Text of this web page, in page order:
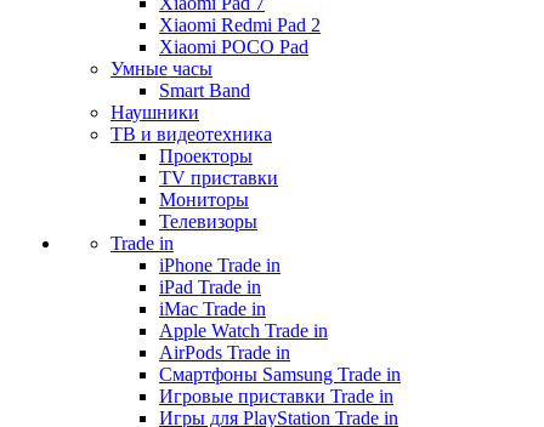
Xiaomi Redmi Pad 2
Xiaomi POCO Pad
Умные часы
Smart Band
Наушники
ТВ и видеотехника
Проекторы
TV приставки
Мониторы
Телевизоры
Trade in
iPhone Trade in
iPad Trade in
iMac Trade in
Apple Watch Trade in
AirPods Trade in
Смартфоны Samsung Trade in
Игровые приставки Trade in
Игры для PlayStation Trade in